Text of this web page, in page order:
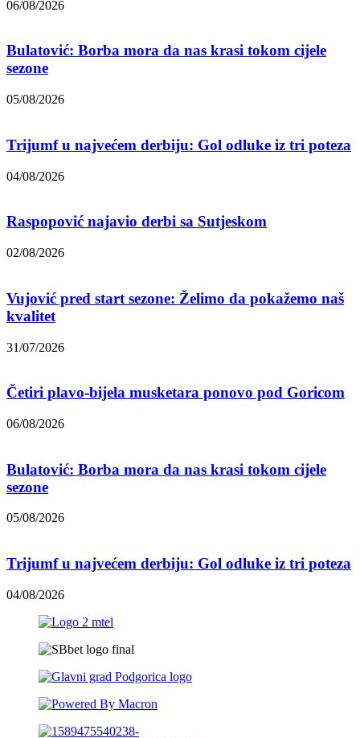
06/08/2026
Bulatović: Borba mora da nas krasi tokom cijele
sezone
05/08/2026
Trijumf u najvećem derbiju: Gol odluke iz tri poteza
04/08/2026
Raspopović najavio derbi sa Sutjeskom
02/08/2026
Vujović pred start sezone: Želimo da pokažemo naš
kvalitet
31/07/2026
Četiri plavo-bijela musketara ponovo pod Goricom
06/08/2026
Bulatović: Borba mora da nas krasi tokom cijele
sezone
05/08/2026
Trijumf u najvećem derbiju: Gol odluke iz tri poteza
04/08/2026